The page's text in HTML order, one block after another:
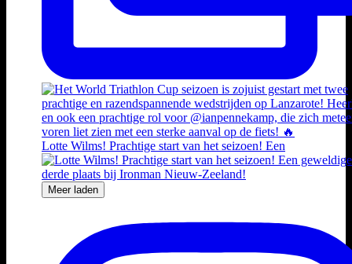
Lotte Wilms! Prachtige start van het seizoen! Een
Meer laden